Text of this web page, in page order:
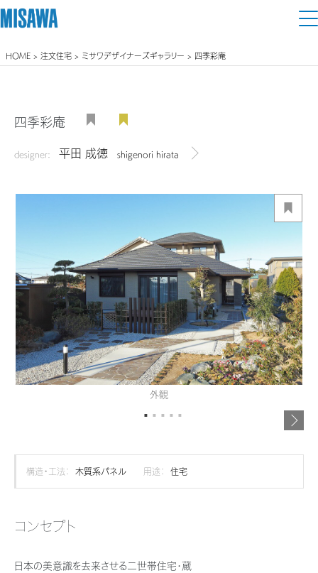
住まい
商品ラインアップ
建築事例・建築実例
デザイナーズギャラリー
インテリア
住まいづくりガイド
買う
中古住宅検索
分譲マンション検索
個人のお客さま
賃貸住宅
店舗・各種施設
土地活用モデルルーム見学
土地活用実例
法人のお客さま
企業不動産活用（CRE）戦略
社宅建築
医療・介護・子育て・障がい福祉施設
土地活用の基礎から長期安定経営を目指すオーナー様まで、賃貸経営に
リフォーム
戸建て・マンション
ミサワリフォームとは
リフォームの流れ
リフォームメニュー
リフォーム事例
事業用
ホテル・旅館リフォーム
複合開発・投資開発
複合開発事業（ASMACI-アスマチ-）
再開発・官民連携事業
分譲マンション開発事業
収益不動産・投資開発事業
事業用売買
オーナーサポート
サポートメニュー
住まいるりんぐ（ロングサポート）
保証制度
ご相談窓口
お客様センター
業・IR情報
企業・IR
ニュース
ミサワホームグループ
IR情報
SDGs
展示場・イベント情報
カタログ請求
HOME > 注文住宅 > ミサワデザイナーズギャラリー > 四季彩庵
四季彩庵
designer: 平田 成徳 shigenori hirata デザイナーを見る
外観
構造・工法： 木質系パネル 用途： 住宅
コンセプト
日本の美意識を去来させる二世帯住宅・蔵